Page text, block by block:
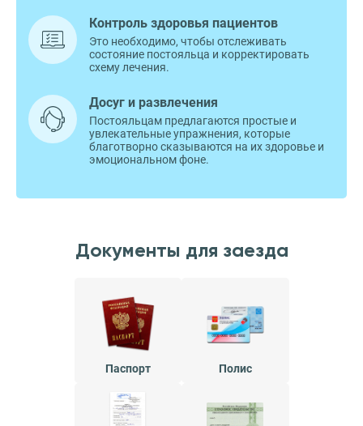
Контроль здоровья пациентов
Это необходимо, чтобы отслеживать
состояние постояльца и корректировать
схему лечения.
Досуг и развлечения
Постояльцам предлагаются простые и
увлекательные упражнения, которые
благотворно сказываются на их здоровье и
эмоциональном фоне.
Документы для заезда
Паспорт Полис